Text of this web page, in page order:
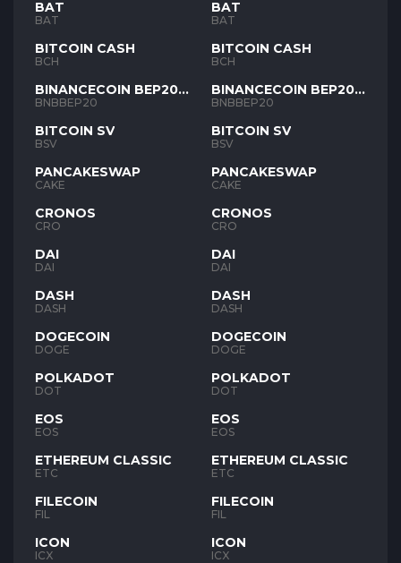
BAT
BAT
BITCOIN CASH
BCH
BINANCECOIN BEP20
BNB
BNBBEP20
BITCOIN SV
BSV
PANCAKESWAP
CAKE
CRONOS
CRO
DAI
DAI
DASH
DASH
DOGECOIN
DOGE
POLKADOT
DOT
EOS
EOS
ETHEREUM CLASSIC
ETC
FILECOIN
FIL
ICON
ICX
BAT
BAT
BITCOIN CASH
BCH
BINANCECOIN BEP20
BNB
BNBBEP20
BITCOIN SV
BSV
PANCAKESWAP
CAKE
CRONOS
CRO
DAI
DAI
DASH
DASH
DOGECOIN
DOGE
POLKADOT
DOT
EOS
EOS
ETHEREUM CLASSIC
ETC
FILECOIN
FIL
ICON
ICX